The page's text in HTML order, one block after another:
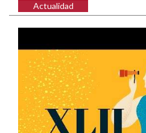
Actualidad